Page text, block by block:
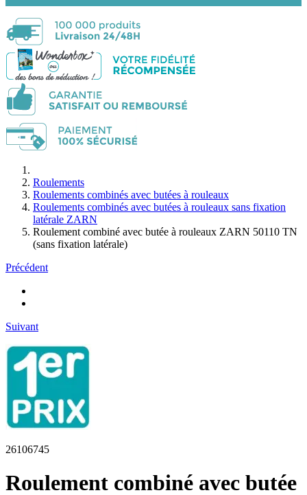
Roulements
Roulements combinés avec butées à rouleaux
Roulements combinés avec butées à rouleaux sans fixation
latérale ZARN
Roulement combiné avec butée à rouleaux ZARN 50110 TN
(sans fixation latérale)
Précédent
Suivant
26106745
Roulement combiné avec butée